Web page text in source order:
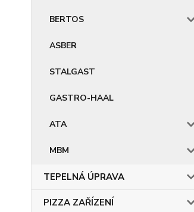
BERTOS
ASBER
STALGAST
GASTRO-HAAL
ATA
MBM
TEPELNÁ ÚPRAVA
PIZZA ZAŘÍZENÍ